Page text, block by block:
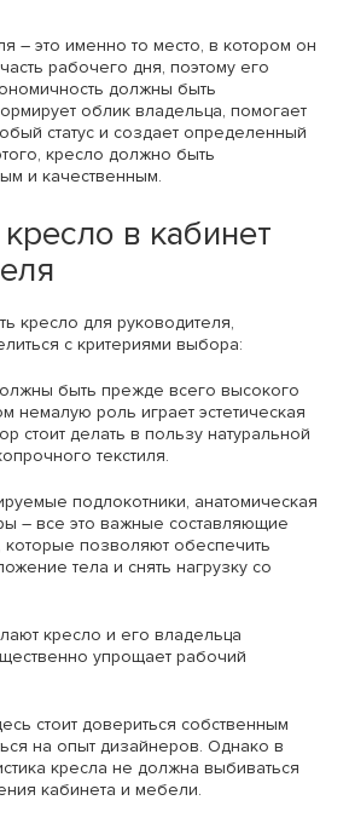
– это именно то место, в котором он
рабочего дня, поэтому его
должны быть
облик владельца, помогает
статус и создает определенный
кресло должно быть
и качественным.
в кабинет
кресло для руководителя,
с критериями выбора:
быть прежде всего высокого
немалую роль играет эстетическая
стоит делать в пользу натуральной
текстиля.
подлокотники, анатомическая
– все это важные составляющие
которые позволяют обеспечить
тела и снять нагрузку со
кресло и его владельца
упрощает рабочий
стоит довериться собственным
на опыт дизайнеров. Однако в
кресла не должна выбиваться
кабинета и мебели.